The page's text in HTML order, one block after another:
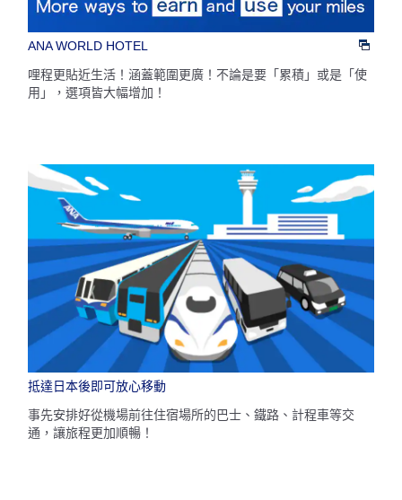
ANA WORLD HOTEL
哩程更貼近生活！涵蓋範圍更廣！不論是要「累積」或是「使
用」，選項皆大幅增加！
抵達日本後即可放心移動
事先安排好從機場前往住宿場所的巴士、鐵路、計程車等交
通，讓旅程更加順暢！